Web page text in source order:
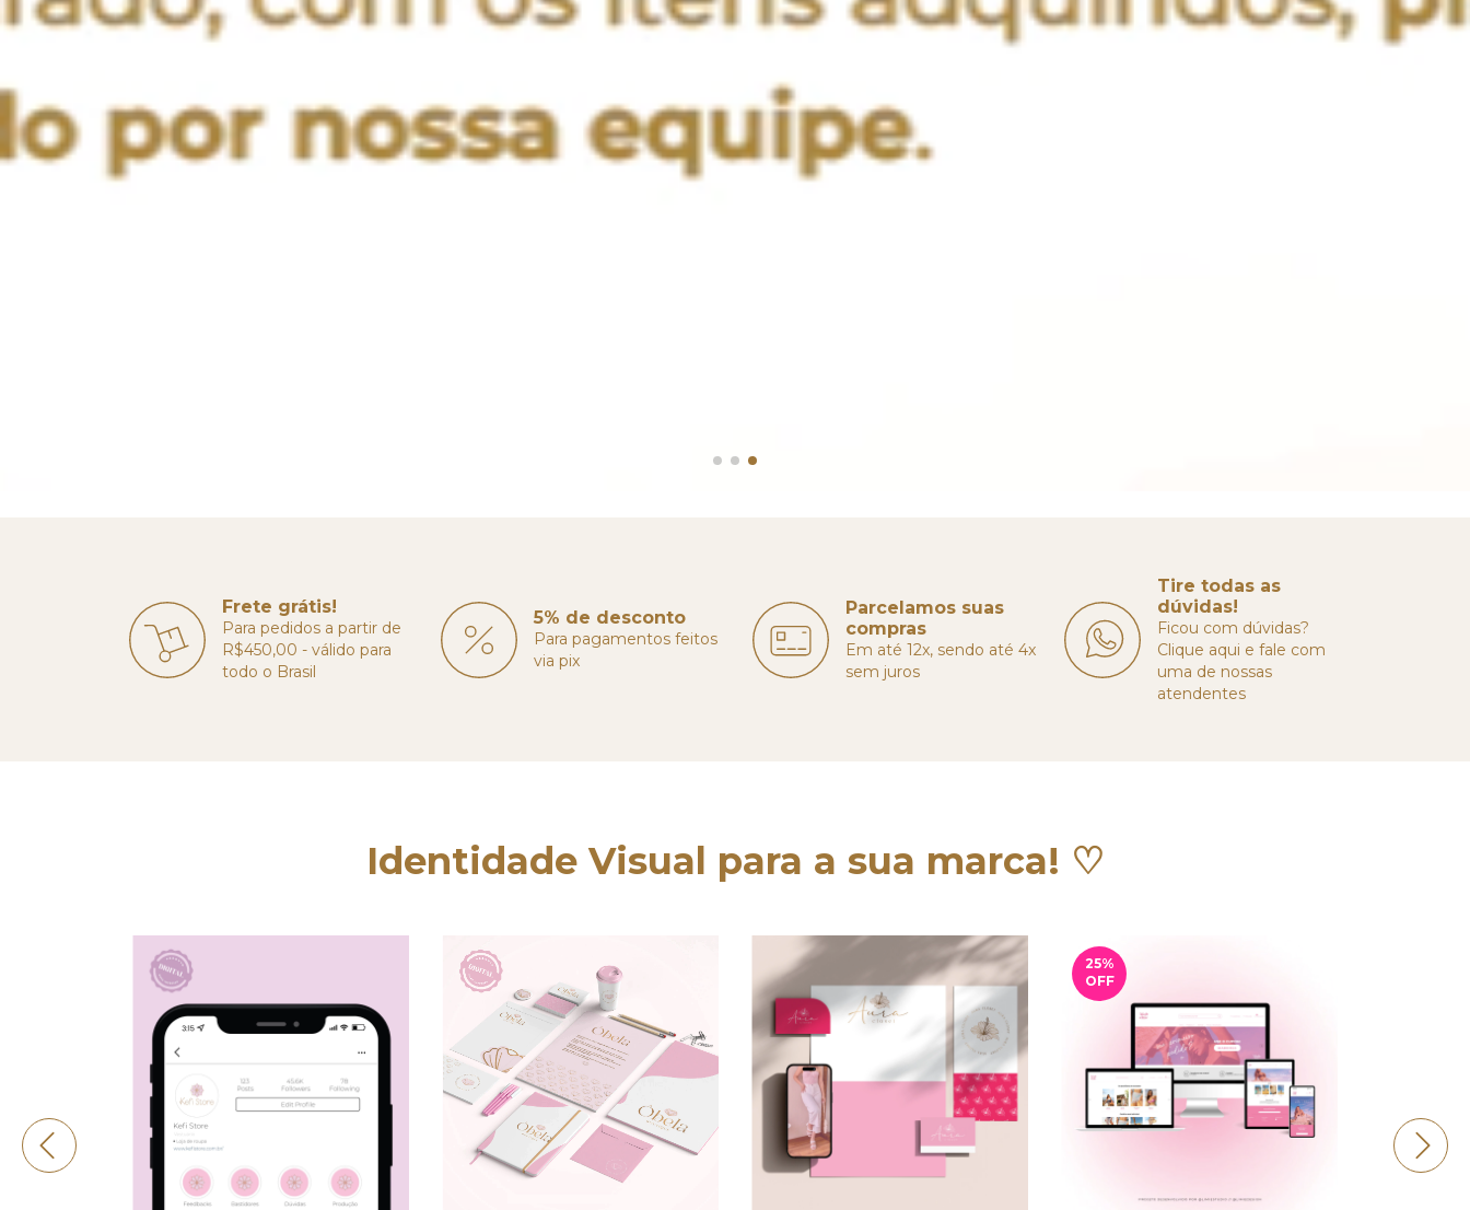
Frete grátis!
Para pedidos a partir de
R$450,00 - válido para
todo o Brasil
5% de desconto
Para pagamentos feitos
via pix
Parcelamos suas
compras
Em até 12x, sendo até 4x
sem juros
Tire todas as
dúvidas!
Ficou com dúvidas?
Clique aqui e fale com
uma de nossas
atendentes
Identidade Visual para a sua marca! ♡
25%
OFF